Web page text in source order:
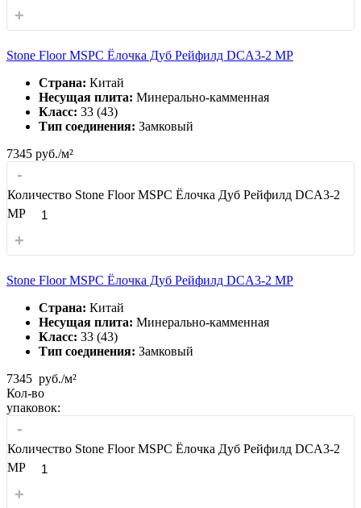
+
Stone Floor MSPC Ёлочка Дуб Рейфилд DCA3-2 MP
Страна: Китай
Несущая плита: Минерально-камменная
Класс: 33 (43)
Тип соединения: Замковый
7345 руб./м²
-
Количество Stone Floor MSPC Ёлочка Дуб Рейфилд DCA3-2
MP
+
Stone Floor MSPC Ёлочка Дуб Рейфилд DCA3-2 MP
Страна: Китай
Несущая плита: Минерально-камменная
Класс: 33 (43)
Тип соединения: Замковый
7345 руб./м²
Кол-во
упаковок:
-
Количество Stone Floor MSPC Ёлочка Дуб Рейфилд DCA3-2
MP
+